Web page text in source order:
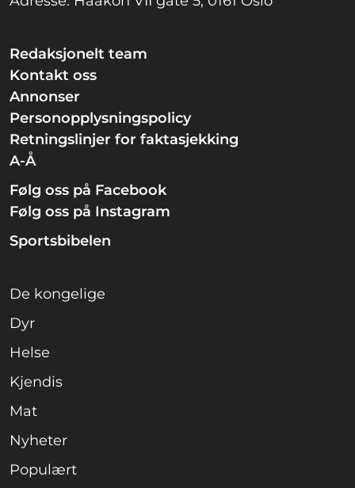
Redaksjonelt team
Kontakt oss
Annonser
Personopplysningspolicy
Retningslinjer for faktasjekking
A-Å
Følg oss på Facebook
Følg oss på Instagram
Sportsbibelen
De kongelige
Dyr
Helse
Kjendis
Mat
Nyheter
Populært